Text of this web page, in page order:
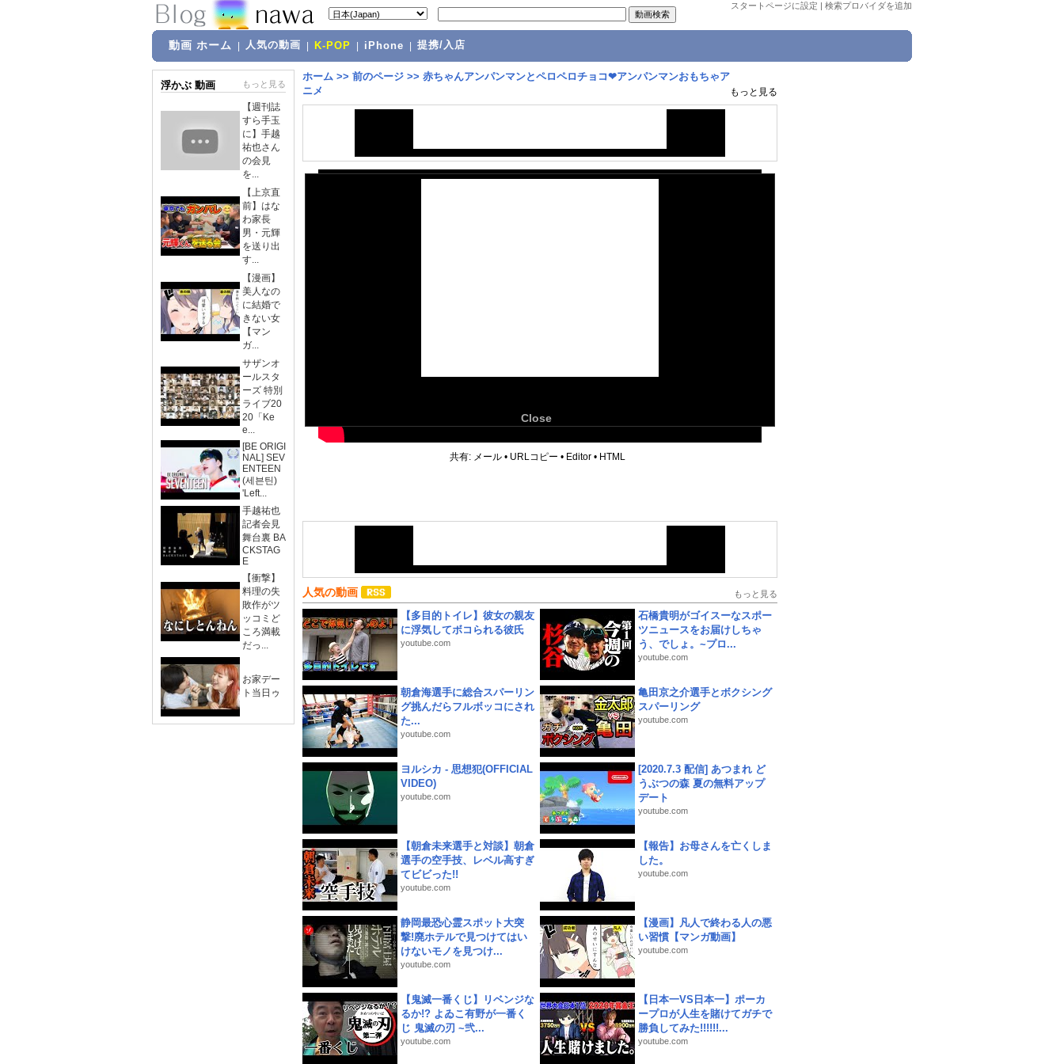
スタートページに設定 | 検索プロバイダを追加
動画 ホーム 人気の動画 K-POP iPhone 提携/入店
浮かぶ 動画 もっと見る
【週刊誌
すら手玉
に】手越
祐也さん
の会見
を...
【上京直
前】はな
わ家長
男・元輝
を送り出
す...
【漫画】
美人なの
に結婚で
きない女
【マン
ガ...
サザンオ
ールスタ
ーズ 特別
ライブ20
20「Ke
e...
[BE ORIGI
NAL] SEV
ENTEEN
(세븐틴)
'Left...
手越祐也
記者会見
舞台裏 BA
CKSTAG
E
【衝撃】
料理の失
敗作がツ
ッコミど
ころ満載
だっ...
お家デー
ト当日ゥ
ホーム >> 前のページ >> 赤ちゃんアンパンマンとペロペロチョコ❤アンパンマンおもちゃア
ニメ
もっと見る
Close
共有: メール • URLコピー • Editor • HTML
人気の動画 もっと見る
【多目的トイレ】彼女の親友
に浮気してボコられる彼氏
youtube.com
石橋貴明がゴイスーなスポー
ツニュースをお届けしちゃ
う、でしょ。~プロ...
youtube.com
朝倉海選手に総合スパーリン
グ挑んだらフルボッコにされ
た...
youtube.com
亀田京之介選手とボクシング
スパーリング
youtube.com
ヨルシカ - 思想犯(OFFICIAL
VIDEO)
youtube.com
[2020.7.3 配信] あつまれ ど
うぶつの森 夏の無料アップ
デート
youtube.com
【朝倉未来選手と対談】朝倉
選手の空手技、レベル高すぎ
てビビった!!
youtube.com
【報告】お母さんを亡くしま
した。
youtube.com
静岡最恐心霊スポット大突
撃!廃ホテルで見つけてはい
けないモノを見つけ...
youtube.com
【漫画】凡人で終わる人の悪
い習慣【マンガ動画】
youtube.com
【鬼滅一番くじ】リベンジな
るか!? よゐこ有野が一番く
じ 鬼滅の刃 ~弐...
youtube.com
【日本一VS日本一】ポーカ
ープロが人生を賭けてガチで
勝負してみた!!!!!!...
youtube.com